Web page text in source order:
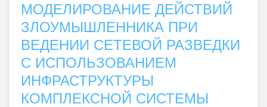
МОДЕЛИРОВАНИЕ ДЕЙСТВИЙ
ЗЛОУМЫШЛЕННИКА ПРИ
ВЕДЕНИИ СЕТЕВОЙ РАЗВЕДКИ
С ИСПОЛЬЗОВАНИЕМ
ИНФРАСТРУКТУРЫ
КОМПЛЕКСНОЙ СИСТЕМЫ